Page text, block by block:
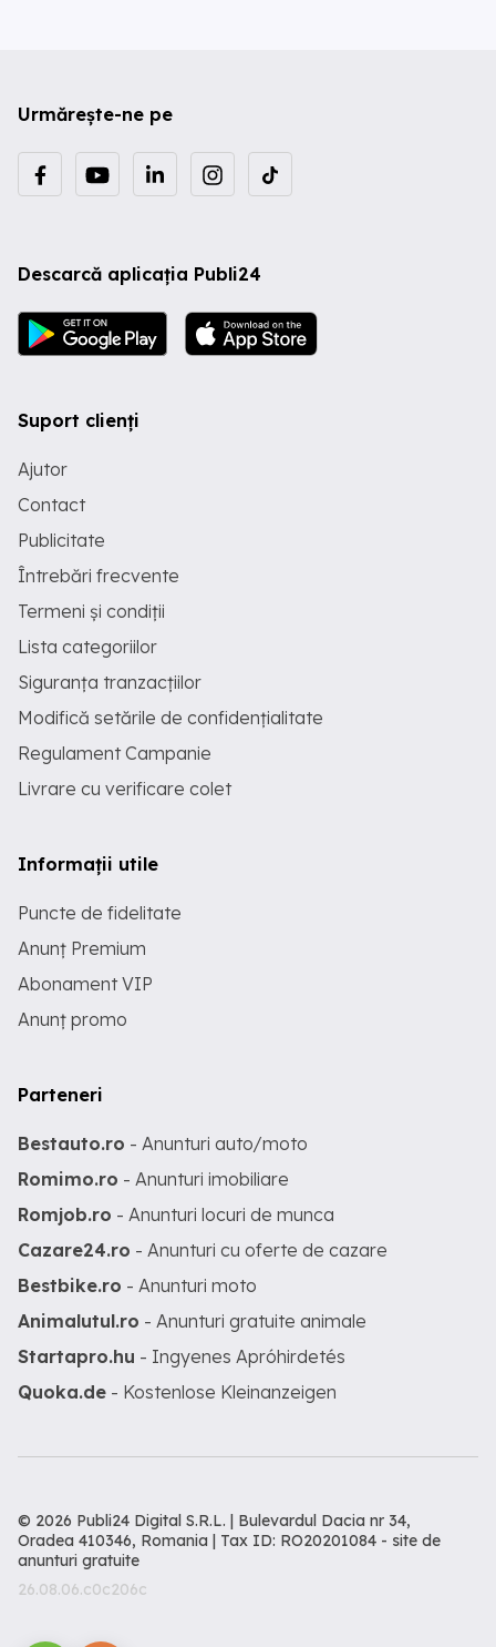
Urmărește-ne pe
Descarcă aplicația Publi24
Suport clienți
Ajutor
Contact
Publicitate
Întrebări frecvente
Termeni și condiții
Lista categoriilor
Siguranța tranzacțiilor
Modifică setările de confidențialitate
Regulament Campanie
Livrare cu verificare colet
Informații utile
Puncte de fidelitate
Anunț Premium
Abonament VIP
Anunț promo
Parteneri
Bestauto.ro - Anunturi auto/moto
Romimo.ro - Anunturi imobiliare
Romjob.ro - Anunturi locuri de munca
Cazare24.ro - Anunturi cu oferte de cazare
Bestbike.ro - Anunturi moto
Animalutul.ro - Anunturi gratuite animale
Startapro.hu - Ingyenes Apróhirdetés
Quoka.de - Kostenlose Kleinanzeigen
© 2026 Publi24 Digital S.R.L. | Bulevardul Dacia nr 34,
Oradea 410346, Romania | Tax ID: RO20201084 - site de
anunturi gratuite
26.08.06.c0c206c